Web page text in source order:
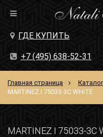
+7 (495) 638-52-31
ГДЕ КУПИТЬ
Главная страница Каталог
MARTINEZ I 75033-3C WHITE
MARTINEZ I 75033-3C